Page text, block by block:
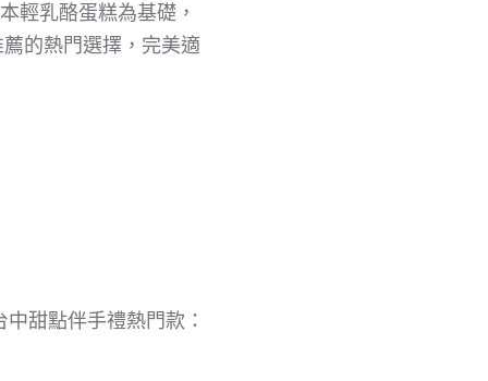
輕乳酪蛋糕為基礎，
的熱門選擇，完美適
甜點伴手禮熱門款：